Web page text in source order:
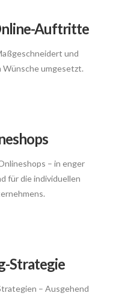
Auftritte
und
umgesetzt.
– in enger
für die individuellen
Strategie
– Ausgehend